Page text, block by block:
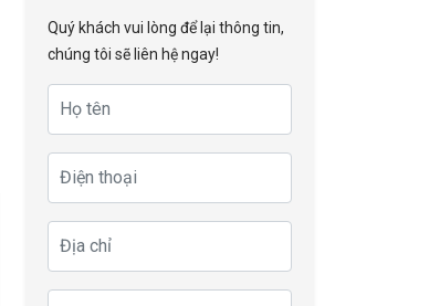
Quý khách vui lòng để lại thông tin,
chúng tôi sẽ liên hệ ngay!